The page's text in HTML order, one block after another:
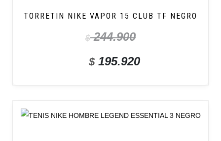
TORRETIN NIKE VAPOR 15 CLUB TF NEGRO
$244.900
$195.920